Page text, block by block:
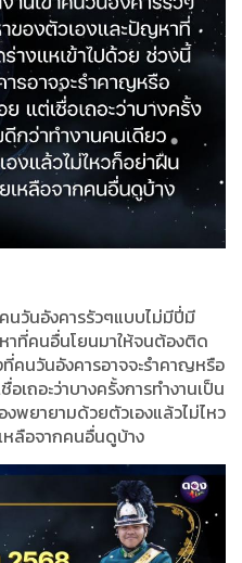
นวันอังคารรัวๆแบบไม่มีปี่มี
ที่คนอื่นโยนมาให้จนต้องติด
คนวันอังคารอาจจะรำคาญหรือ
ถอะว่าบางครั้งการทำงานเป็น
พยายามด้วยตัวเองแล้วไม่ไหว
ลือจากคนอื่นดูบ้าง